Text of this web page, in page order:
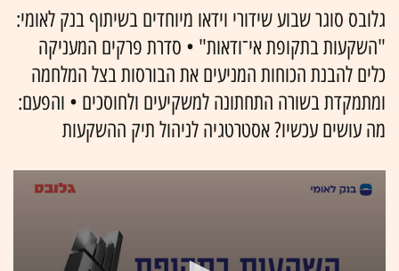
גלובס סוגר שבוע שידורי וידאו מיוחדים בשיתוף בנק לאומי:
"השקעות בתקופת אי־ודאות" • סדרת פרקים המעניקה
כלים להבנת הכוחות המניעים את הבורסות בצל המלחמה
ומתמקדת בשורה התחתונה למשקיעים ולחוסכים • והפעם:
מה עושים עכשיו? אסטרטגיה לניהול תיק ההשקעות